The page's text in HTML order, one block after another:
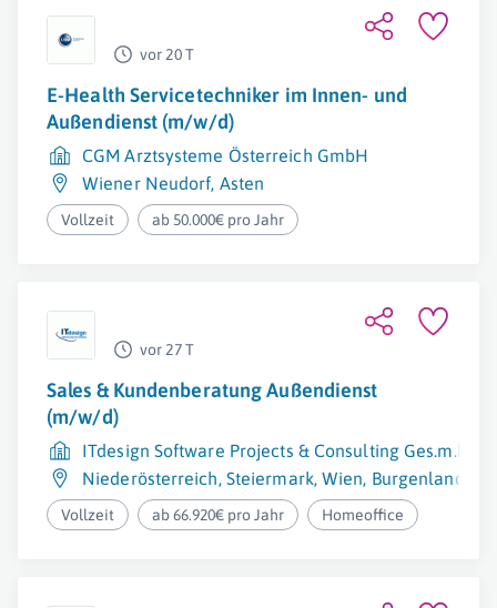
vor 20 T
E-Health Servicetechniker im Innen- und
Außendienst (m/w/d)
CGM Arztsysteme Österreich GmbH
Wiener Neudorf, Asten
Vollzeit ab 50.000€ pro Jahr
vor 27 T
Sales & Kundenberatung Außendienst
(m/w/d)
ITdesign Software Projects & Consulting Ges.m.b.H.
Niederösterreich, Steiermark,Wien, Burgenland
Vollzeit ab 66.920€ pro Jahr Homeoffice